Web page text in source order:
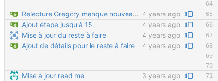
Relecture Gregory manque nouveau chapitres à rajouter 4 years ago
Ajout étape jusqu'à 15
4 years ago
Mise à jour du reste à faire
4 years ago
Ajout de détails pour le reste à faire
4 years ago
Mise à jour read me
3 years ago